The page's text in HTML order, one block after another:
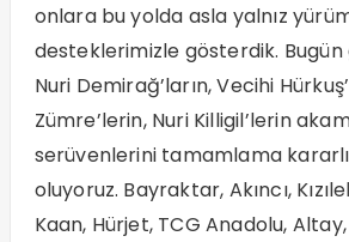
onlara bu yolda asla yalnız
desteklerimizle gösterdik.
Nuri Demirağ’ların, Vecihi
Zümre’lerin, Nuri Killigil’lerin
serüvenlerini tamamlama
oluyoruz. Bayraktar, Akıncı,
Kaan, Hürjet, TCG Anadolu,